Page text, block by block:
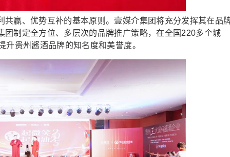
、优势互补的基本原则。壹媒介集团将充分发挥其在品
制定全方位、多层次的品牌推广策略，在全国220多个城
贵州酱酒品牌的知名度和美誉度。